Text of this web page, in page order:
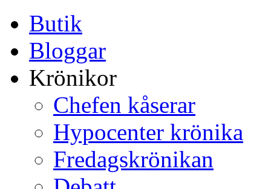
Butik
Bloggar
Krönikor
Chefen kåserar
Hypocenter krönika
Fredagskrönikan